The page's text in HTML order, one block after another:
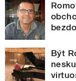
Být